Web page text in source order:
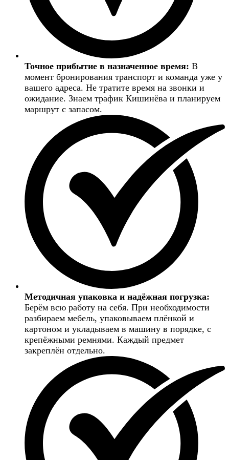
Точное прибытие в назначенное время: В
момент бронирования транспорт и команда уже у
вашего адреса. Не тратите время на звонки и
ожидание. Знаем трафик Кишинёва и планируем
маршрут с запасом.
Методичная упаковка и надёжная погрузка:
Берём всю работу на себя. При необходимости
разбираем мебель, упаковываем плёнкой и
картоном и укладываем в машину в порядке, с
крепёжными ремнями. Каждый предмет
закреплён отдельно.